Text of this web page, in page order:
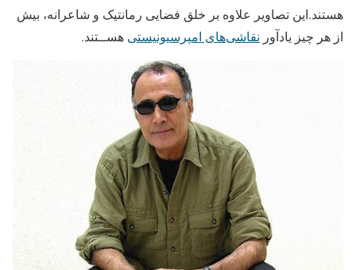
هستند.این تصاویر علاوه بر خلق فضایی رمانتیک و شاعرانه، بیش
از هر چیز یادآور نقاشی‌های امپرسیونیستی هســتند.